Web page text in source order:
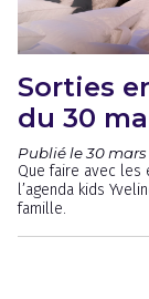
Sorties
du 30
Publié le 30 mars
Que faire avec les
l’agenda kids
famille.